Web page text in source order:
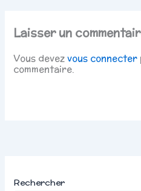
Laisser un
Vous devezvous connecter
commentaire.
Rechercher